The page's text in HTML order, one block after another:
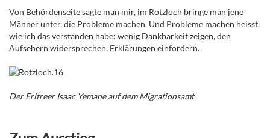
Von Behördenseite sagte man mir, im Rotzloch bringe man jene
Männer unter, die Probleme machen. Und Probleme machen heisst,
wie ich das verstanden habe: wenig Dankbarkeit zeigen, den
Aufsehern widersprechen, Erklärungen einfordern.
Der Eritreer Isaac Yemane auf dem Migrationsamt